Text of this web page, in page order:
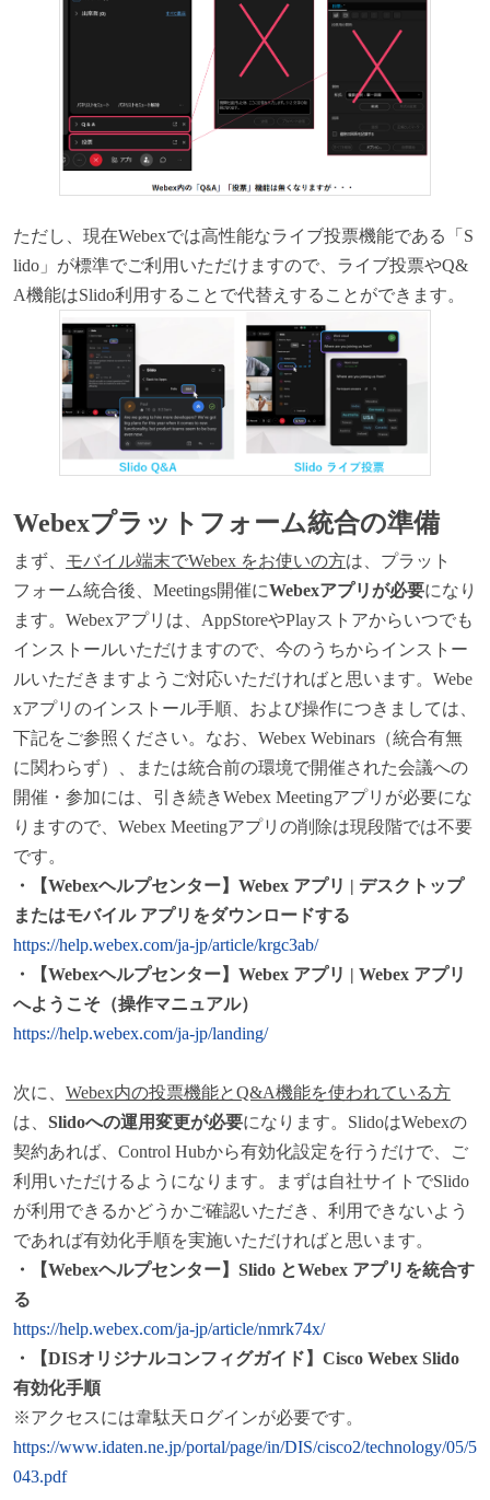
ただし、現在Webexでは高性能なライブ投票機能である「S
lido」が標準でご利用いただけますので、ライブ投票やQ&
A機能はSlido利用することで代替えすることができます。
Webexプラットフォーム統合の準備
まず、 モバイル端末でWebex をお使いの方は、プラット
フォーム統合後、Meetings開催にWebexアプリが必要になり
ます。Webexアプリは、AppStoreやPlayストアからいつでも
インストールいただけますので、今のうちからインストー
ルいただきますようご対応いただければと思います。Webe
xアプリのインストール手順、および操作につきましては、
下記をご参照ください。なお、Webex Webinars（統合有無
に関わらず）、または統合前の環境で開催された会議への
開催・参加には、引き続きWebex Meetingアプリが必要にな
りますので、Webex Meetingアプリの削除は現段階では不要
です。
・【Webexヘルプセンター】Webex アプリ | デスクトップ
またはモバイル アプリをダウンロードする
https://help.webex.com/ja-jp/article/krgc3ab/
・【Webexヘルプセンター】Webex アプリ | Webex アプリ
へようこそ（操作マニュアル）
https://help.webex.com/ja-jp/landing/
次に、 Webex内の投票機能とQ&A機能を使われている方
は、 Slidoへの運用変更が必要になります。SlidoはWebexの
契約あれば、Control Hubから有効化設定を行うだけで、ご
利用いただけるようになります。まずは自社サイトでSlido
が利用できるかどうかご確認いただき、利用できないよう
であれば有効化手順を実施いただければと思います。
・【Webexヘルプセンター】Slido とWebex アプリを統合す
る
https://help.webex.com/ja-jp/article/nmrk74x/
・【DISオリジナルコンフィグガイド】Cisco Webex Slido
有効化手順
※アクセスには韋駄天ログインが必要です。
https://www.idaten.ne.jp/portal/page/in/DIS/cisco2/technology/05/5
043.pdf